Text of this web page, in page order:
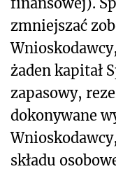
zmniejszać
żaden kapitał
zapasowy,
dokonywane
składu